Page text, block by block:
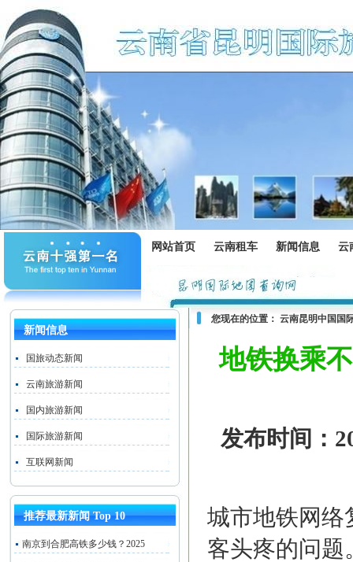
网站首页 云南租车 新闻信息 云
新闻信息
国旅动态新闻
云南旅游新闻
国内旅游新闻
国际旅游新闻
互联网新闻
推荐最新新闻 Top 10
南京到合肥高铁多少钱？2025
您现在的位置： 云南昆明中国国
地铁换乘
发布时间：
城市地铁网络
客头疼的问题